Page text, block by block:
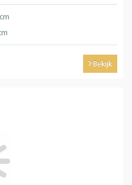
Bekijk